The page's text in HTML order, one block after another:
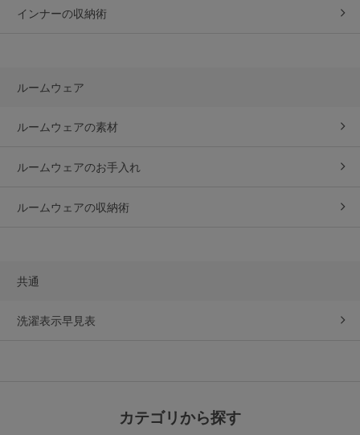
インナーの収納術
ルームウェア
ルームウェアの素材
ルームウェアのお手入れ
ルームウェアの収納術
共通
洗濯表示早見表
カテゴリから探す